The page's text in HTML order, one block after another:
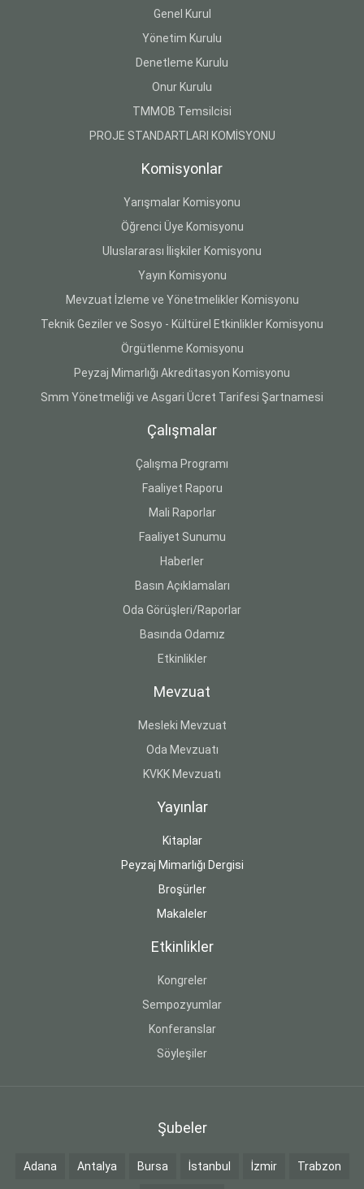
Genel Kurul
Yönetim Kurulu
Denetleme Kurulu
Onur Kurulu
TMMOB Temsilcisi
PROJE STANDARTLARI KOMİSYONU
Komisyonlar
Yarışmalar Komisyonu
Öğrenci Üye Komisyonu
Uluslararası İlişkiler Komisyonu
Yayın Komisyonu
Mevzuat İzleme ve Yönetmelikler Komisyonu
Teknik Geziler ve Sosyo - Kültürel Etkinlikler Komisyonu
Örgütlenme Komisyonu
Peyzaj Mimarlığı Akreditasyon Komisyonu
Smm Yönetmeliği ve Asgari Ücret Tarifesi Şartnamesi
Çalışmalar
Çalışma Programı
Faaliyet Raporu
Mali Raporlar
Faaliyet Sunumu
Haberler
Basın Açıklamaları
Oda Görüşleri/Raporlar
Basında Odamız
Etkinlikler
Mevzuat
Mesleki Mevzuat
Oda Mevzuatı
KVKK Mevzuatı
Yayınlar
Kitaplar
Peyzaj Mimarlığı Dergisi
Broşürler
Makaleler
Etkinlikler
Kongreler
Sempozyumlar
Konferanslar
Söyleşiler
Şubeler
Adana Antalya Bursa İstanbul İzmir Trabzon